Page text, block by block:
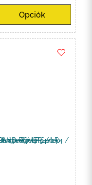
85
.000 Ft
-
170
.000 Ft
Opciók